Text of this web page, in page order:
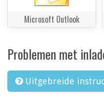
Microsoft Outlook
Problemen met
Uitgebreide